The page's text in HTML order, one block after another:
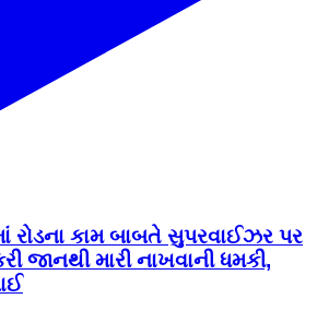
રોડના કામ બાબતે સુપરવાઈઝર પર
જાનથી મારી નાખવાની ધમકી,